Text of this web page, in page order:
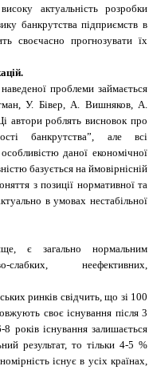
актуальність розробки
банкрутства підприємств в
своєчасно прогнозувати їх
.
проблеми займається
У. Бівер, А. Вишняков, А.
автори роблять висновок про
банкрутства”, але всі
даної економічної
базується на ймовірнісній
з позиції нормативної та
в умовах нестабільної
є загально нормальним
слабких, неефективних,
ринків свідчить, що зі 100
своє існування після 3
років існування залишається
результат, то тільки 4-5 %
існує в усіх країнах,